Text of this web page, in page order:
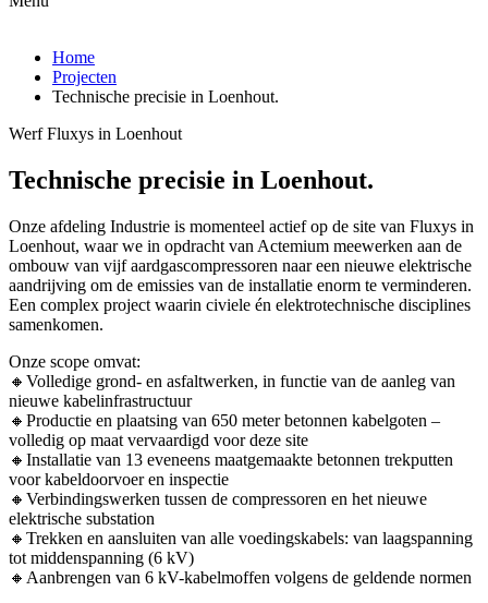
Home
Projecten
Technische precisie in Loenhout.
Werf Fluxys in Loenhout
Technische precisie in Loenhout.
Onze afdeling Industrie is momenteel actief op de site van Fluxys in
Loenhout, waar we in opdracht van Actemium meewerken aan de
ombouw van vijf aardgascompressoren naar een nieuwe elektrische
aandrijving om de emissies van de installatie enorm te verminderen.
Een complex project waarin civiele én elektrotechnische disciplines
samenkomen.
Onze scope omvat:
🔸Volledige grond- en asfaltwerken, in functie van de aanleg van
nieuwe kabelinfrastructuur
🔸Productie en plaatsing van 650 meter betonnen kabelgoten –
volledig op maat vervaardigd voor deze site
🔸Installatie van 13 eveneens maatgemaakte betonnen trekputten
voor kabeldoorvoer en inspectie
🔸Verbindingswerken tussen de compressoren en het nieuwe
elektrische substation
🔸Trekken en aansluiten van alle voedingskabels: van laagspanning
tot middenspanning (6 kV)
🔸Aanbrengen van 6 kV-kabelmoffen volgens de geldende normen